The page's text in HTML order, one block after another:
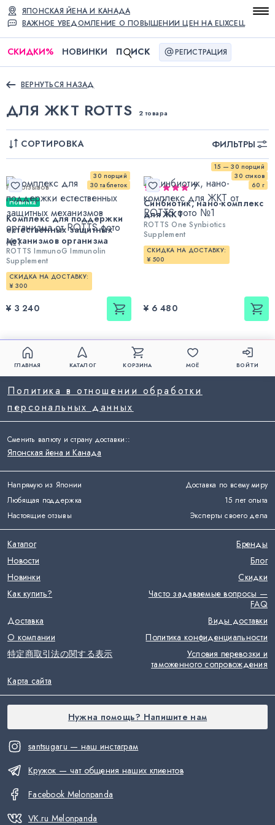
ВАЖНОЕ УВЕДОМЛЕНИЕ О ПОВЫШЕНИИ ЦЕН НА ELIXCELL
ЯПОНСКАЯ ЙЕНА И КАНАДА
СКИДКИ% НОВИНКИ П ИСК РЕГИСТРАЦИЯ
ВЕРНУТЬСЯ НАЗАД
ДЛЯ ЖКТ ROTTS 2 товара
СОРТИРОВКА ФИЛЬТРЫ
30 порций
30 таблеток
Нет отзывов
Новинка
Комплекс для поддержки
естественных защитных
механизмов организма
ROTTS ImmunoG Immunolin
Supplement
СКИДКА НА ДОСТАВКУ:
¥ 300
¥ 3 240
15 — 30 порций
30 стиков
60 г
7
Синбиотик, нано-комплекс
для ЖКТ
ROTTS One Synbiotics
Supplement
СКИДКА НА ДОСТАВКУ:
¥ 500
¥ 6 480
ГЛАВНАЯ КАТАЛОГ КОРЗИНА МОЁ ВОЙТИ
Напрямую из Японии
Доставка по всему миру
Любящая поддержка
15 лет опыта
Настоящие отзывы
Эксперты своего дела
santsugaru — наш инстаграм
Кружок — чат общения наших клиентов
Facebook Melonpanda
VK.ru Melonpanda
Политика в отношении обработки
персональных данных
Каталог
Бренды
Новости
Блог
Новинки
Скидки
Как купить?
Часто задаваемые вопросы —
FAQ
Доставка
Виды доставки
О компании
Политика конфиденциальности
特定商取引法の関する表示
Условия перевозки и
таможенного сопровождения
Карта сайта
Сменить валюту и страну доставки::
Японская йена и Канада
Нужна помощь? Напишите нам